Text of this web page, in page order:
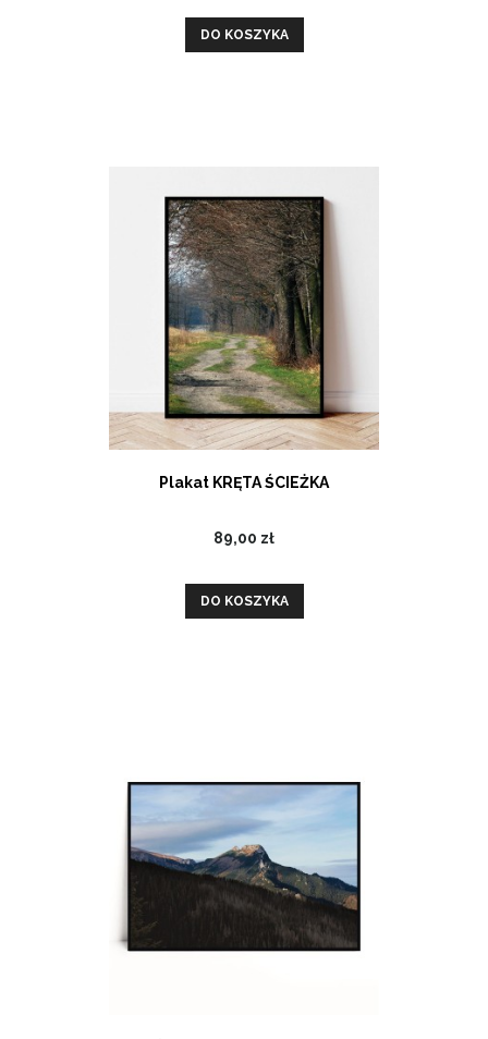
DO KOSZYKA
Plakat KRĘTA ŚCIEŻKA
89,00 zł
DO KOSZYKA